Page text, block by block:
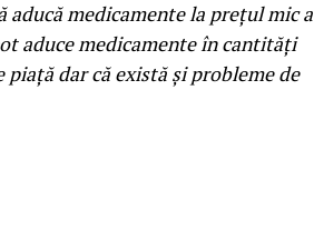
medicamente la preţul mic a
aduce medicamente în cantităţi
dar că există şi probleme de